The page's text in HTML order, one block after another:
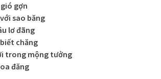
gợn
sao băng
lơ đãng
chăng
trong mộng tưởng
đăng